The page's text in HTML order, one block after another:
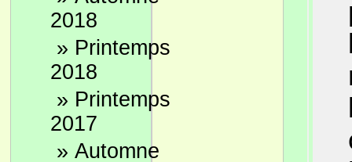
2018
» Printemps
2018
» Printemps
2017
» Automne